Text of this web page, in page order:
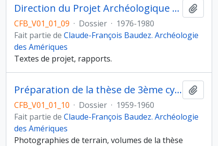
Direction du Projet Archéologique "Copan" (Honduras)
CFB_V01_01_09 · Dossier · 1976-1980
Fait partie de Claude-François Baudez. Archéologie
des Amériques
Textes de projet, rapports.
Préparation de la thèse de 3ème cycle de J.-F. Baudez "« Recherches archéologiques dans la vallée du Tempisque, Guanacaste, Costa Rica »
CFB_V01_01_10 · Dossier · 1959-1960
Fait partie de Claude-François Baudez. Archéologie
des Amériques
Photographies de terrain, volumes de la thèse